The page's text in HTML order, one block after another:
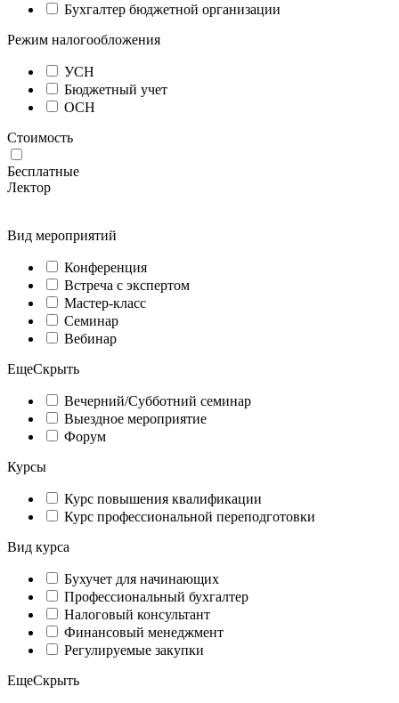
Бухгалтер бюджетной организации
Режим налогообложения
УСН
Бюджетный учет
ОСН
Стоимость
Бесплатные
Лектор
Вид мероприятий
Конференция
Встреча с экспертом
Мастер-класс
Семинар
Вебинар
ЕщеСкрыть
Вечерний/Субботний семинар
Выездное мероприятие
Форум
Курсы
Курс повышения квалификации
Курс профессиональной переподготовки
Вид курса
Бухучет для начинающих
Профессиональный бухгалтер
Налоговый консультант
Финансовый менеджмент
Регулируемые закупки
ЕщеСкрыть